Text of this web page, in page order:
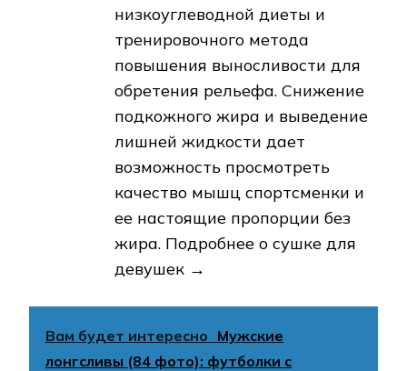
низкоуглеводной диеты и
тренировочного метода
повышения выносливости для
обретения рельефа. Снижение
подкожного жира и выведение
лишней жидкости дает
возможность просмотреть
качество мышц спортсменки и
ее настоящие пропорции без
жира. Подробнее о сушке для
девушек →
Вам будет интересно Мужские
лонгсливы (84 фото): футболки с